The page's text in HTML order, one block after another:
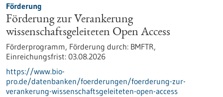
Förderung
Förderung zur Verankerung
wissenschaftsgeleiteten Open Access
Förderprogramm, Förderung durch: BMFTR,
Einreichungsfrist: 03.08.2026
https://www.bio-
pro.de/datenbanken/foerderungen/foerderung-zur-
verankerung-wissenschaftsgeleiteten-open-access